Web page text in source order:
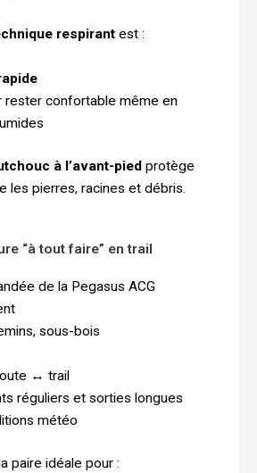
respirant est :
rester confortable même en
à l’avant-pied protège
les pierres, racines et débris.
“à tout faire” en trail
de la Pegasus ACG
sous-bois
↔ trail
réguliers et sorties longues
météo
paire idéale pour :